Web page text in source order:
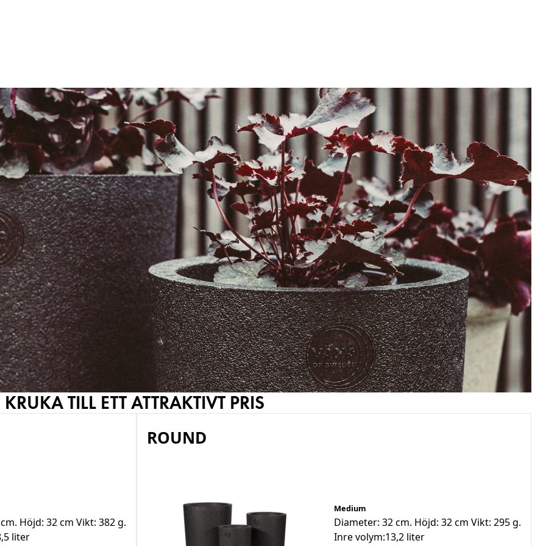
TILL ETT ATTRAKTIVT PRIS
Höjd: 32 cm Vikt: 382 g.
liter
ROUND
Medium
Diameter: 32 cm. Höjd: 32 cm Vikt: 295 g.
Inre volym:13,2 liter